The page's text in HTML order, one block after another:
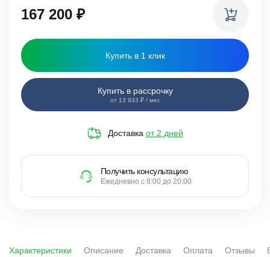
167 200 ₽
Купить в 1 клик
Купить в рассрочку
от 13 933 ₽ / мес
Доставка от 2 дней
Получить консультацию
Ежедневно с 8:00 до 20:00
Характеристики Описание Доставка Оплата Отзывы